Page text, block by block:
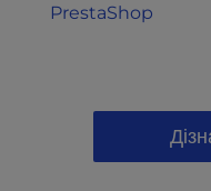
PrestaShop